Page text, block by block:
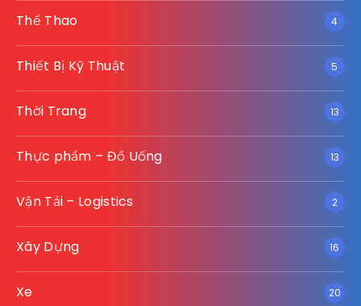
Thể Thao 4
Thiết Bị Kỹ Thuật 5
Thời Trang 13
Thực phẩm – Đồ Uống 13
Vận Tải – Logistics 2
Xây Dựng 16
Xe 20